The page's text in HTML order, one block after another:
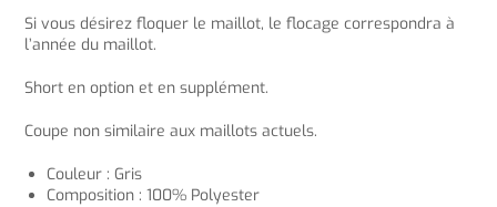
Si vous désirez floquer le maillot, le flocage correspondra à
l’année du maillot.
Short en option et en supplément.
Coupe non similaire aux maillots actuels.
Couleur : Gris
Composition : 100% Polyester